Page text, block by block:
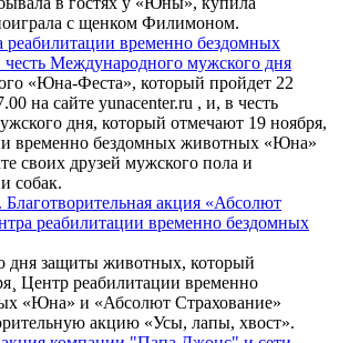
с щенком Филимоном.
реабилитации временно бездомных
Международного мужского дня
«Юна-Феста», который пройдет 22
на сайте yunacenter.ru , и, в честь
дня, который отмечают 19 ноября,
временно бездомных животных «Юна»
своих друзей мужского пола и
собак.
акция «Абсолют
реабилитации временно бездомных
дня защиты животных, который
Центр реабилитации временно
«Юна» и «Абсолют Страхование»
акцию «Усы, лапы, хвост».